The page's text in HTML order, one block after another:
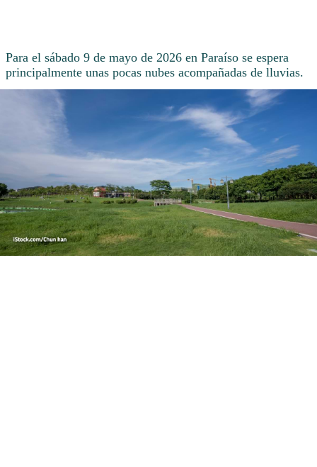
Para el sábado 9 de mayo de 2026 en Paraíso se espera
principalmente unas pocas nubes acompañadas de lluvias.